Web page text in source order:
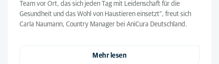
Team vor Ort, das sich jeden Tag mit Leidenschaft für die
Gesundheit und das Wohl von Haustieren einsetzt“, freut sich
Carla Naumann, Country Manager bei AniCura Deutschland.
Mehr lesen